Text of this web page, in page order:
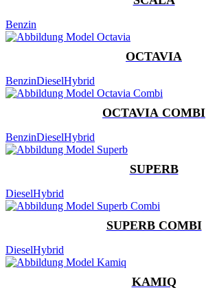
Benzin
OCTAVIA
BenzinDieselHybrid
OCTAVIA COMBI
BenzinDieselHybrid
SUPERB
DieselHybrid
SUPERB COMBI
DieselHybrid
KAMIQ